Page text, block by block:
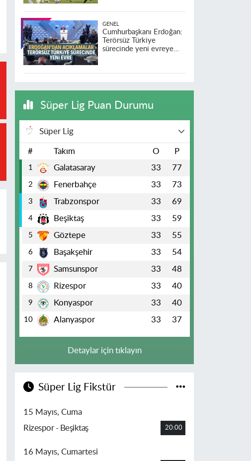
GENEL
Cumhurbaşkanı Erdoğan:
Terörsüz Türkiye
sürecinde yeni evreye
Süper Lig Puan Durumu
Süper Lig
# Takım O P
1 Galatasaray 33 77
2 Fenerbahçe 33 73
3 Trabzonspor 33 69
4 Beşiktaş 33 59
5 Göztepe 33 55
6 Başakşehir 33 54
7 Samsunspor 33 48
8 Rizespor 33 40
9 Konyaspor 33 40
10 Alanyaspor 33 37
Detaylar için tıklayın
Süper Lig Fikstür
15 Mayıs, Cuma
Rizespor - Beşiktaş
20:00
16 Mayıs, Cumartesi